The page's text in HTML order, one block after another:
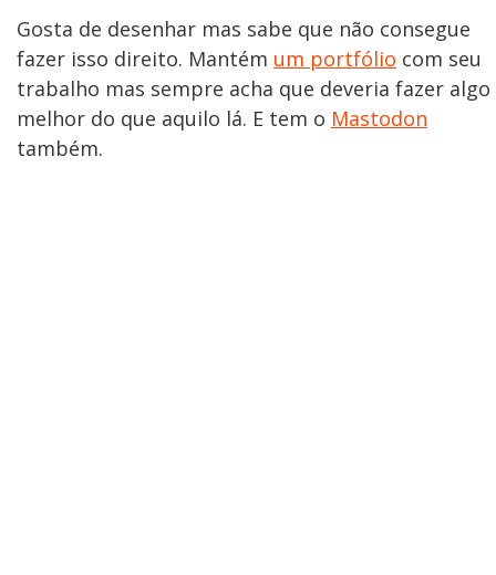
Gosta de desenhar mas sabe que não consegue
fazer isso direito. Mantém um portfólio com seu
trabalho mas sempre acha que deveria fazer algo
melhor do que aquilo lá. E tem o Mastodon
também.